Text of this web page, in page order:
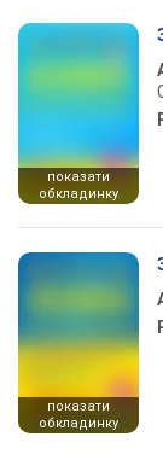
показати
обкладинку
показати
обкладинку